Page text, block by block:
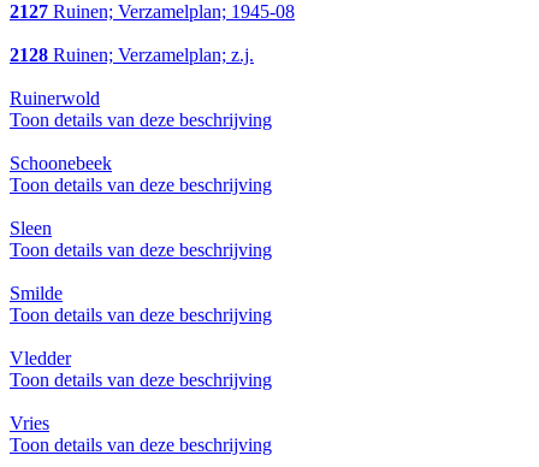
2127 Ruinen; Verzamelplan; 1945-08
2128 Ruinen; Verzamelplan; z.j.
Ruinerwold
Toon details van deze beschrijving
Schoonebeek
Toon details van deze beschrijving
Sleen
Toon details van deze beschrijving
Smilde
Toon details van deze beschrijving
Vledder
Toon details van deze beschrijving
Vries
Toon details van deze beschrijving